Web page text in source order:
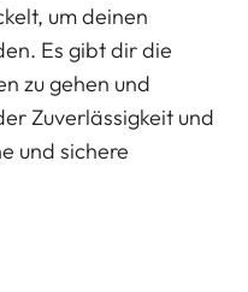
um deinen
Es gibt dir die
zu gehen und
Zuverlässigkeit und
und sichere